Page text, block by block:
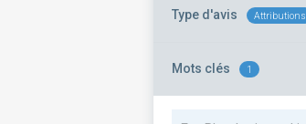
Type d'avis Attributions
Mots clés 1